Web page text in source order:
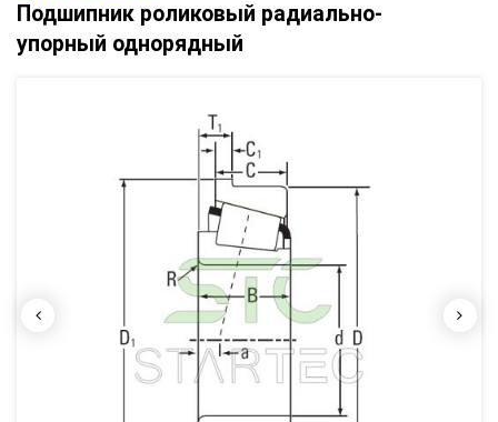
Подшипник роликовый радиально-
упорный однорядный